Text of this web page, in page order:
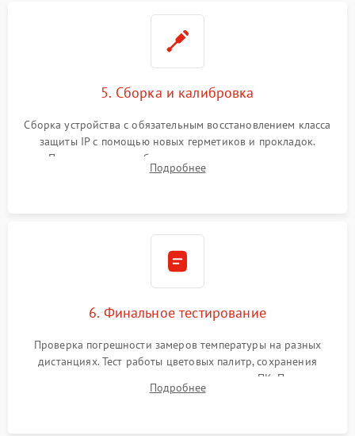
5. Сборка и калибровка
Сборка устройства с обязательным восстановлением класса
защиты IP с помощью новых герметиков и прокладок.
Программная калибровка матрицы по эталонному
абсолютно черному телу для точного измерения температур.
Подробнее
6. Финальное тестирование
Проверка погрешности замеров температуры на разных
дистанциях. Тест работы цветовых палитр, сохранения
термограмм в память и передачи данных на ПК. Проверка
автономности работы и итоговый контроль качества.
Подробнее